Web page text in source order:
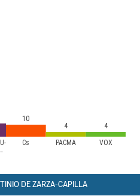
Cs PACMA VOX
10
4
4
DE ZARZA-CAPILLA